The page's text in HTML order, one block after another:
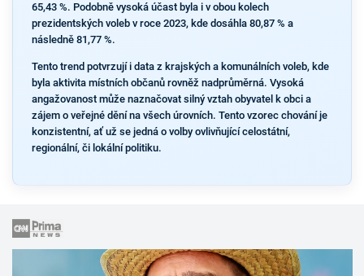
65,43 %. Podobně vysoká účast byla i v obou kolech
prezidentských voleb v roce 2023, kde dosáhla 80,87 % a
následně 81,77 %.
Tento trend potvrzují i data z krajských a komunálních voleb, kde
byla aktivita místních občanů rovněž nadprůměrná. Vysoká
angažovanost může naznačovat silný vztah obyvatel k obci a
zájem o veřejné dění na všech úrovních. Tento vzorec chování je
konzistentní, ať už se jedná o volby ovlivňující celostátní,
regionální, či lokální politiku.